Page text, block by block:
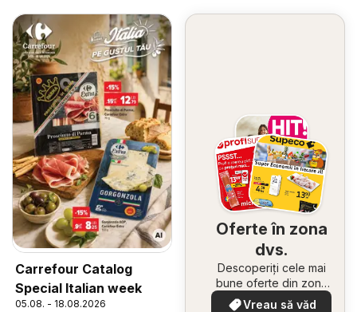
Carrefour Catalog
Special Italian week
05.08. - 18.08.2026
Oferte în zona
dvs.
Descoperiți cele mai
bune oferte din zona
dumneavoastră
Vreau să văd